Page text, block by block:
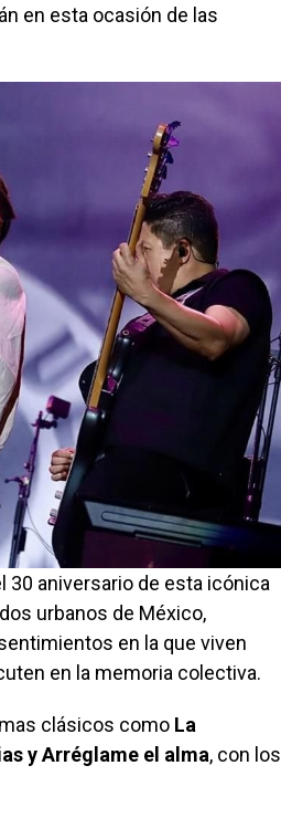
en esta ocasión de las
30 aniversario de esta icónica
urbanos de México,
en la que viven
en la memoria colectiva.
clásicos como La
y Arréglame el alma, con los